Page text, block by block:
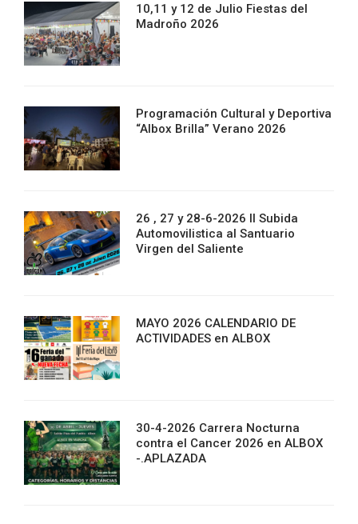
10,11 y 12 de Julio Fiestas del
Madroño 2026
Programación Cultural y Deportiva
“Albox Brilla” Verano 2026
26 , 27 y 28-6-2026 II Subida
Automovilistica al Santuario
Virgen del Saliente
MAYO 2026 CALENDARIO DE
ACTIVIDADES en ALBOX
30-4-2026 Carrera Nocturna
contra el Cancer 2026 en ALBOX
-.APLAZADA